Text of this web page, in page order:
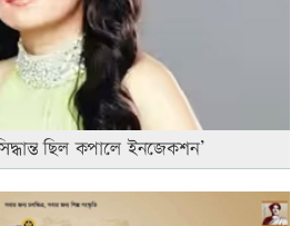
ছিল কপালে ইনজেকশন’